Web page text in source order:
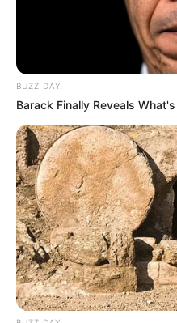
BUZZ DAY
Barack Finally Reveals